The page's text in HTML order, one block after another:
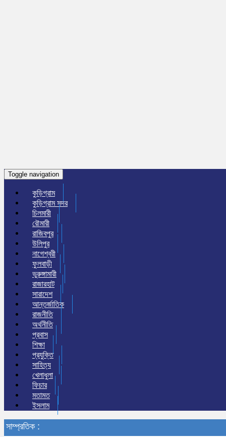
Toggle navigation
কুড়িগ্রাম
কুড়িগ্রাম সদর
চিলমারী
রৌমারী
রাজিবপুর
উলিপুর
নাগেশ্বরী
ফুলবাড়ী
ভুরুঙ্গামারী
রাজারহাট
সারাদেশ
আন্তর্জাতিক
রাজনীতি
অর্থনীতি
প্রবাস
শিক্ষা
প্রযুক্তি
সাহিত্য
খেলাধুলা
ফিচার
মতামত
ইসলাম
সাম্প্রতিক :